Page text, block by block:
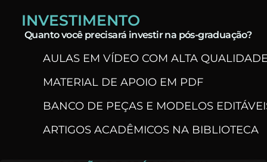
INVESTIMENTO
Quanto você precisará investir na pós-graduação?
AULAS EM VÍDEO COM ALTA
MATERIAL DE APOIO EM PDF
BANCO DE PEÇAS E MODELOS
ARTIGOS ACADÊMICOS NA BIBLIOTECA